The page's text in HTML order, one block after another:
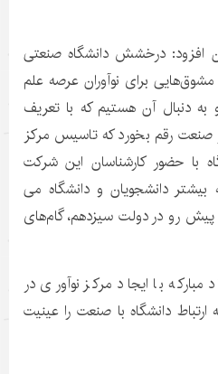
افزود: درخشش دانشگاه صنعتی
مشوق‌هایی برای نوآوران عرصه علم
دنبال آن هستیم که با تعریف
صنعت رقم بخورد که تاسیس مرکز
با حضور کارشناسان این شرکت
دانشجویان و دانشگاه می
رو در دولت سیزدهم، گام‌های
با ایجاد مرکز نوآوری در
دانشگاه با صنعت را عینیت